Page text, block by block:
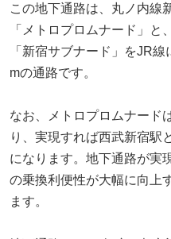
この地下通路は、丸ノ内線
「メトロプロムナード」
「新宿サブナード」をJR
mの通路です。
なお、メトロプロムナード
り、実現すれば西武新宿駅
になります。地下通路が実
の乗換利便性が大幅に向上
ます。